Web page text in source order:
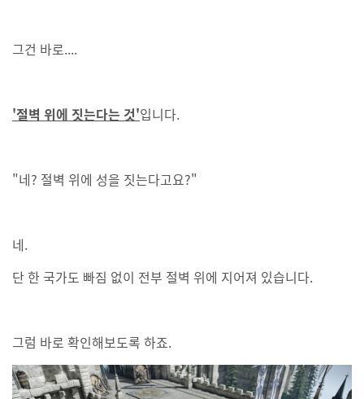
그건 바로....
'절벽 위에 짓는다는 것'입니다.
"네? 절벽 위에 성을 짓는다고요?"
네.
단 한 국가도 빠짐 없이 전부 절벽 위에 지어져 있습니다.
그럼 바로 확인해보도록 하죠.